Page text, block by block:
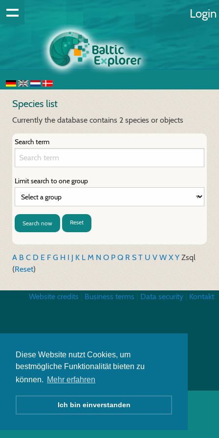
Diese Website nutzt Cookies, um
bestmögliche Funktionalität bieten zu
können. Mehr erfahren
Ich bin einverstanden
Login
Species list
Currently the database contains 2 species or objects
Search term
Limit search to one group
Search now Reset
A B C D E FG H I J K L M N O P Q R S T U V W XY Zsql
(Reset)
Website credits Business terms Data security Kontakt